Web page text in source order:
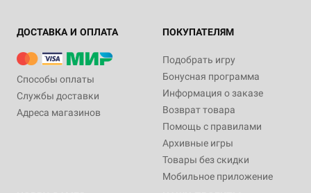
ДОСТАВКА И ОПЛАТА
Способы оплаты
Службы доставки
Адреса магазинов
ПОКУПАТЕЛЯМ
Подобрать игру
Бонусная программа
Информация о заказе
Возврат товара
Помощь с правилами
Архивные игры
Товары без скидки
Мобильное приложение